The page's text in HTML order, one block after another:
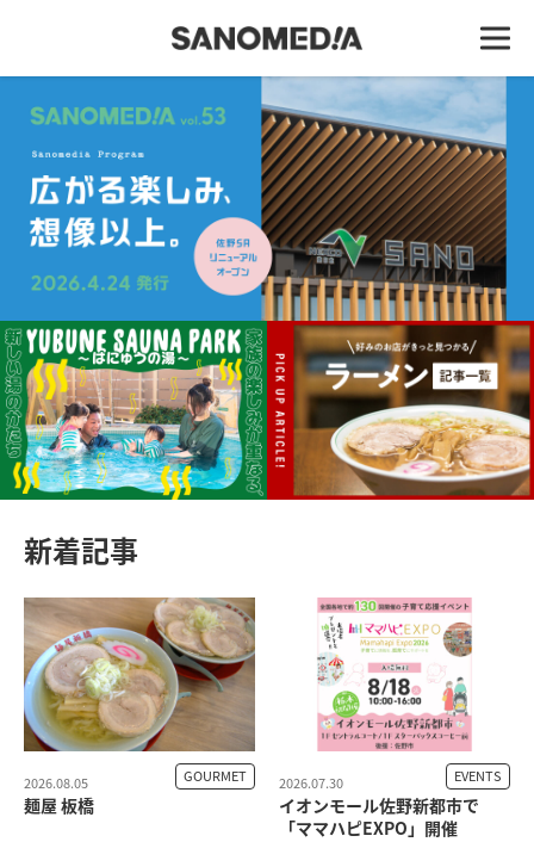
新着記事
麺屋 板橋
2026.08.05 GOURMET
イオンモール佐野新都市で
「ママハピEXPO」開催
2026.07.30 EVENTS